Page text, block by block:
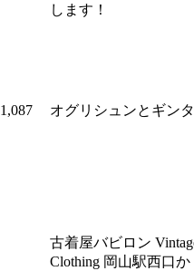
します！
1,087 オグリシュンとギンタ
古着屋バビロン
Clothing 岡山駅西口か